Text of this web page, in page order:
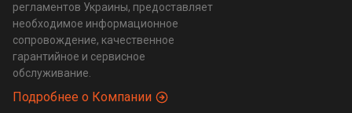
регламентов Украины, предоставляет
необходимое информационное
сопровождение, качественное
гарантийное и сервисное
обслуживание.
Подробнее о Компании